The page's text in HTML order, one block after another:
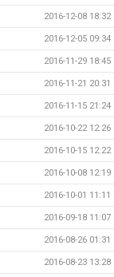
2016-12-08 18:32
2016-12-05 09:34
2016-11-29 18:45
2016-11-21 20:31
2016-11-15 21:24
2016-10-22 12:26
2016-10-15 12:22
2016-10-08 12:19
2016-10-01 11:11
2016-09-18 11:07
2016-08-26 01:31
2016-08-23 13:28